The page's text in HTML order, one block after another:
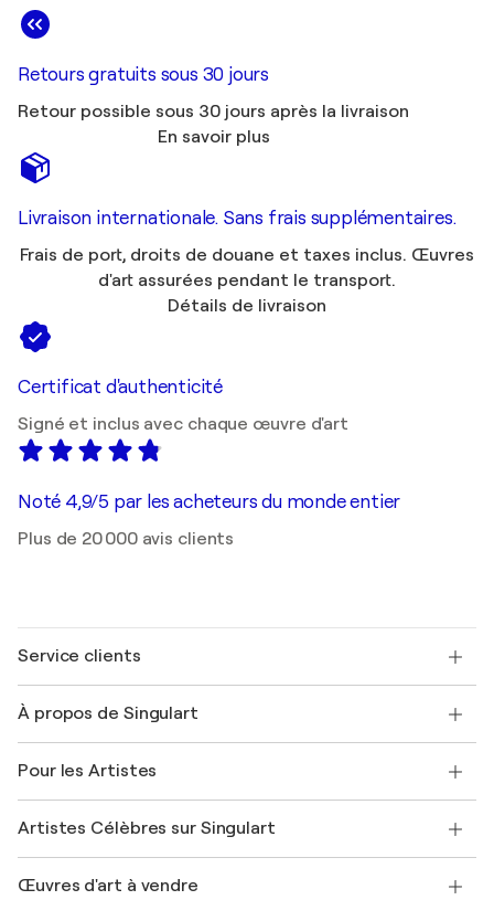
Retours gratuits sous 30 jours
Retour possible sous 30 jours après la livraison
En savoir plus
Livraison internationale. Sans frais supplémentaires.
Frais de port, droits de douane et taxes inclus. Œuvres
d'art assurées pendant le transport.
Détails de livraison
Certificat d'authenticité
Signé et inclus avec chaque œuvre d'art
Noté 4,9/5 par les acheteurs du monde entier
Plus de 20 000 avis clients
Service clients
Expédition
Offrir une carte cadeau
Rejoignez notre programme commercial
Mon compte
+33 1 76 44 06 42
À propos de Singulart
FAQ
Magazine Singulart
Emplois
Découvrez une sélection d'art original
Pour les Artistes
Se connecter en tant qu'Artiste
Artistes Célèbres sur Singulart
Marc Chagall
Œuvres d'art à vendre